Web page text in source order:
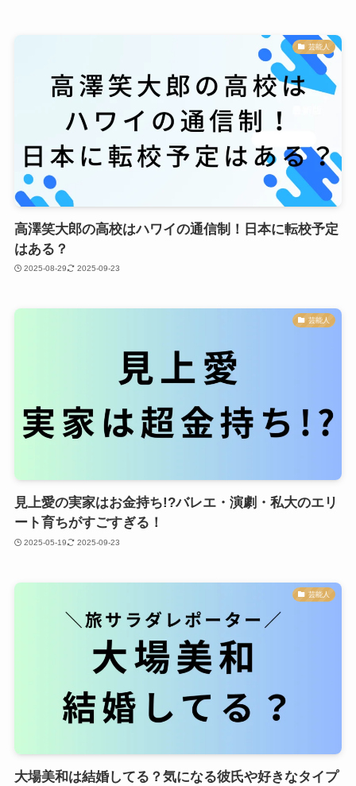
芸能人
高澤笑大郎の高校はハワイの通信制！日本に転校予定
はある？
2025-08-29 2025-09-23
芸能人
見上愛の実家はお金持ち!?バレエ・演劇・私大のエリ
ート育ちがすごすぎる！
2025-05-19 2025-09-23
芸能人
大場美和は結婚してる？気になる彼氏や好きなタイプ